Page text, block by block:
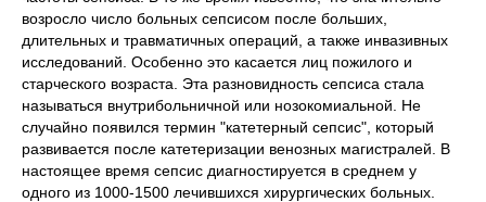
возросло число больных сепсисом после больших,
длительных и травматичных операций, а также инвазивных
исследований. Особенно это касается лиц пожилого и
старческого возраста. Эта разновидность сепсиса стала
называться внутрибольничной или нозокомиальной. Не
случайно появился термин "катетерный сепсис", который
развивается после катетеризации венозных магистралей. В
настоящее время сепсис диагностируется в среднем у
одного из 1000-1500 лечившихся хирургических больных.